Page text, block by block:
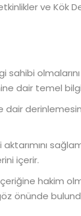
ve Kök
dair temel
içerir.
hakim
önünde